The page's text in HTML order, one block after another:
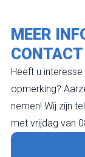
MEER
Heeft u
opmerking?
nemen! Wij zijn
met vrijdag van